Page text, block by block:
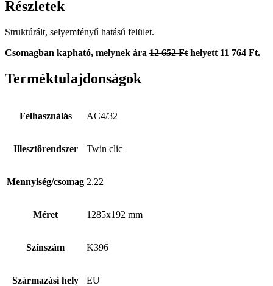
Részletek
Struktúrált, selyemfényű hatású felület.
Csomagban kapható, melynek ára 12 652 Ft helyett 11 764 Ft.
Terméktulajdonságok
Felhasználás AC4/32
Illesztőrendszer Twin clic
Mennyiség/csomag 2.22
Méret 1285x192 mm
Színszám K396
Származási hely EU